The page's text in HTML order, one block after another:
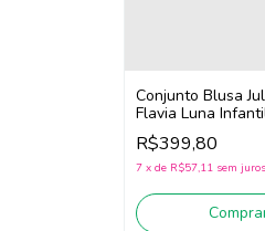
Conjunto Blusa
Flavia Luna
Kids Sport Ginastas
41759/41777
Neon)
R$399,80
7 x de R$57,11 sem juros